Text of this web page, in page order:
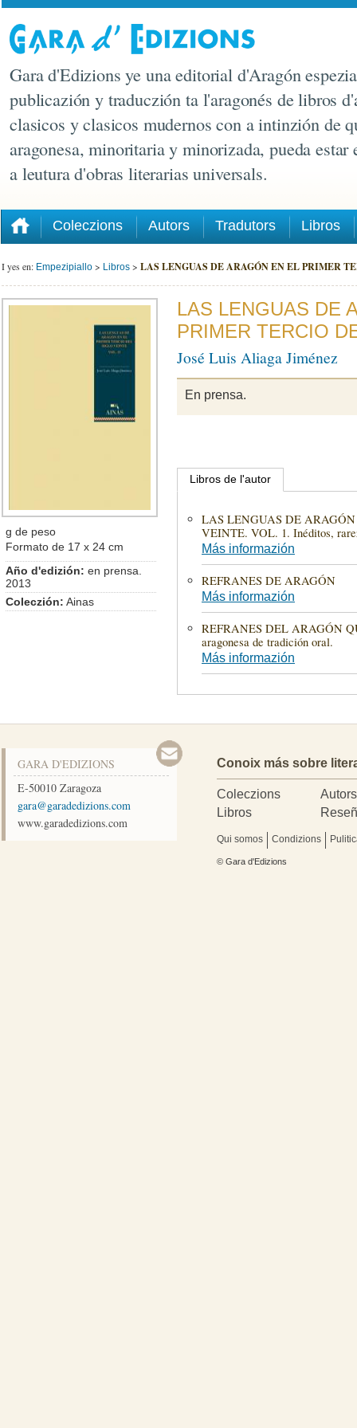
Gara d'Edizions ye una editorial d'Aragón
publicazión y traduczión ta l'aragonés de libros
clasicos y clasicos mudernos con a intinzión de
aragonesa, minoritaria y minorizada, pueda estar
a leutura d'obras literarias universals.
Coleczions Autors Tradutors Libros
I yes en: Empezipiallo > Libros > LAS LENGUAS DE ARAGÓN EN EL PRIMER
g de peso
Formato de 17 x 24 cm
Año d'edizión: en prensa.
2013
Coleczión: Ainas
LAS LENGUAS DE
PRIMER TERCIO
José Luis Aliaga Jiménez
En prensa.
Libros de l'autor
LAS LENGUAS DE
VEINTE. VOL. 1. Inéditos,
Más informazión
REFRANES DE ARAGÓN
Más informazión
REFRANES DEL ARAGÓN
aragonesa de tradición oral.
Más informazión
GARA D'EDIZIONS
E-50010 Zaragoza
moc.snoizidedarag@arag
www.garadedizions.com
Conoix más sobre
Coleczions
Autors
Libros
Qui somos Condizions
© Gara d'Edizions